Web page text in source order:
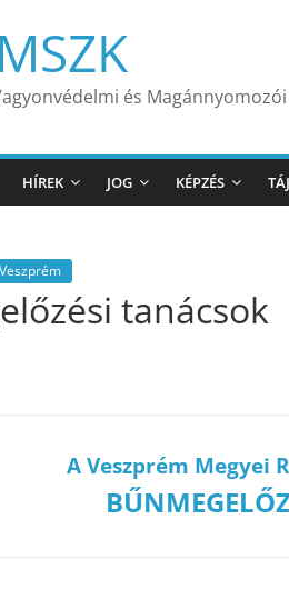
és
HÍREK JOG KÉPZÉS
Veszprém
tanácsok
A Veszprém Megyei